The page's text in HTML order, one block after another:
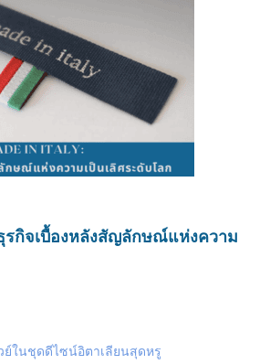
กิจเบื้องหลังสัญลักษณ์แห่งความ